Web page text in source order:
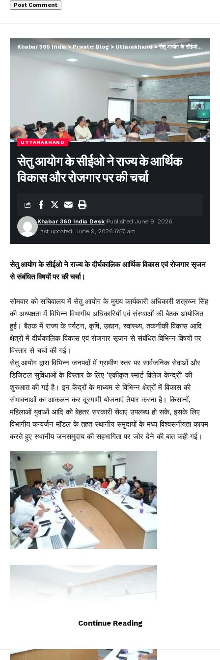
Khabar 360 India>Private: Blog > Uttarakhand>सेतु आयोग के सीईओ ने राज्य के आर्थिक विकास और रोजगार पर की चर्चा
UTTARAKHAND
सेतु आयोग के सीईओ ने राज्य के आर्थिक
विकास और रोजगार पर की चर्चा
Last updated: June 9, 2026 6:57 am
Khabar 360 India Desk Published June 9, 2026
सेतु आयोग के सीईओ ने राज्य के दीर्घकालिक आर्थिक विकास एवं रोजगार सृजन
से संबंधित विषयों पर की चर्चा।
सोमवार को सचिवालय में सेतु आयोग के मुख्य कार्यकारी अधिकारी शत्रुघ्न सिंह
की अध्यक्षता में विभिन्न विभागीय अधिकारियों एवं संस्थाओं की बैठक आयोजित
हुई। बैठक में राज्य के पर्यटन, कृषि, उद्यान, स्वास्थ्य, तकनीकी विकास आदि
क्षेत्रों में दीर्घकालिक विकास एवं रोजगार सृजन से संबंधित विभिन्न विषयों पर
विस्तार से चर्चा की गई।
सेतु आयोग द्वारा विभिन्न जनपदों में ग्रामीण स्तर पर सार्वजनिक सेवाओं और
डिजिटल सुविधाओं के विस्तार के लिए ‘एकीकृत स्मार्ट विलेज केन्द्रों‘ की
शुरुआत की गई है। इन केंद्रों के माध्यम से विभिन्न क्षेत्रों में विकास की
संभावनाओं का आकलन कर दूरगामी योजनाएं तैयार करना है। किसानों,
महिलाओं युवाओं आदि को बेहतर सरकारी सेवाएं उपलब्ध हो सके, इसके लिए
विभागीय कन्वर्जन मॉडल के तहत स्थानीय समुदायों के मध्य विश्वसनीयता कायम
करते हुए स्थानीय जनसमुदाय की सहभागिता पर जोर देने की बात कही गई।
Continue Reading